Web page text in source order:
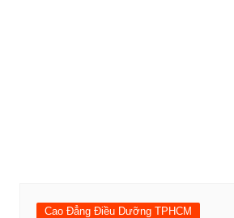
Cao Đẳng Điều Dưỡng TPHCM